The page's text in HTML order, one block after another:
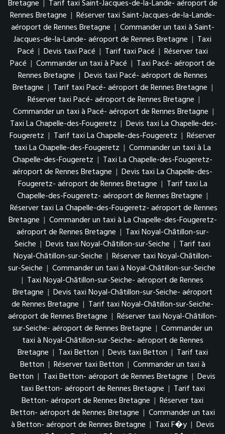
Bretagne | Tarif taxi Saint-Jacques-de-la-Lande- aéroport de
Rennes Bretagne | Réserver taxi Saint-Jacques-de-la-Lande-
aéroport de Rennes Bretagne | Commander un taxi à Saint-
Jacques-de-la-Lande- aéroport de Rennes Bretagne | Taxi
Pacé | Devis taxi Pacé | Tarif taxi Pacé | Réserver taxi
Pacé | Commander un taxi à Pacé | Taxi Pacé- aéroport de
Rennes Bretagne | Devis taxi Pacé- aéroport de Rennes
Bretagne | Tarif taxi Pacé- aéroport de Rennes Bretagne |
Réserver taxi Pacé- aéroport de Rennes Bretagne |
Commander un taxi à Pacé- aéroport de Rennes Bretagne |
Taxi La Chapelle-des-Fougeretz | Devis taxi La Chapelle-des-
Fougeretz | Tarif taxi La Chapelle-des-Fougeretz | Réserver
taxi La Chapelle-des-Fougeretz | Commander un taxi à La
Chapelle-des-Fougeretz | Taxi La Chapelle-des-Fougeretz-
aéroport de Rennes Bretagne | Devis taxi La Chapelle-des-
Fougeretz- aéroport de Rennes Bretagne | Tarif taxi La
Chapelle-des-Fougeretz- aéroport de Rennes Bretagne |
Réserver taxi La Chapelle-des-Fougeretz- aéroport de Rennes
Bretagne | Commander un taxi à La Chapelle-des-Fougeretz-
aéroport de Rennes Bretagne | Taxi Noyal-Châtillon-sur-
Seiche | Devis taxi Noyal-Châtillon-sur-Seiche | Tarif taxi
Noyal-Châtillon-sur-Seiche | Réserver taxi Noyal-Châtillon-
sur-Seiche | Commander un taxi à Noyal-Châtillon-sur-Seiche
| Taxi Noyal-Châtillon-sur-Seiche- aéroport de Rennes
Bretagne | Devis taxi Noyal-Châtillon-sur-Seiche- aéroport
de Rennes Bretagne | Tarif taxi Noyal-Châtillon-sur-Seiche-
aéroport de Rennes Bretagne | Réserver taxi Noyal-Châtillon-
sur-Seiche- aéroport de Rennes Bretagne | Commander un
taxi à Noyal-Châtillon-sur-Seiche- aéroport de Rennes
Bretagne | Taxi Betton | Devis taxi Betton | Tarif taxi
Betton | Réserver taxi Betton | Commander un taxi à
Betton | Taxi Betton- aéroport de Rennes Bretagne | Devis
taxi Betton- aéroport de Rennes Bretagne | Tarif taxi
Betton- aéroport de Rennes Bretagne | Réserver taxi
Betton- aéroport de Rennes Bretagne | Commander un taxi
à Betton- aéroport de Rennes Bretagne | Taxi F�y | Devis